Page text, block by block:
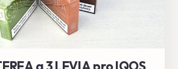
a 3 LEVIA pro IQOS